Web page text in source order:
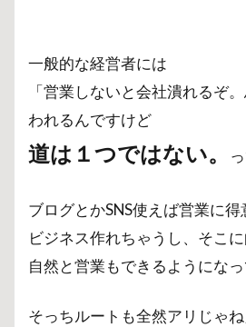
一般的な経営者には
「営業しないと会社潰れるぞ
われるんですけど
道は１つではない。
ブログとかSNS使えば営業に
ビジネス作れちゃうし、そこ
自然と営業もできるようになっ
そっちルートも全然アリじゃ